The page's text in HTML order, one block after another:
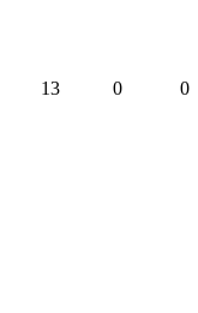
13 0 0